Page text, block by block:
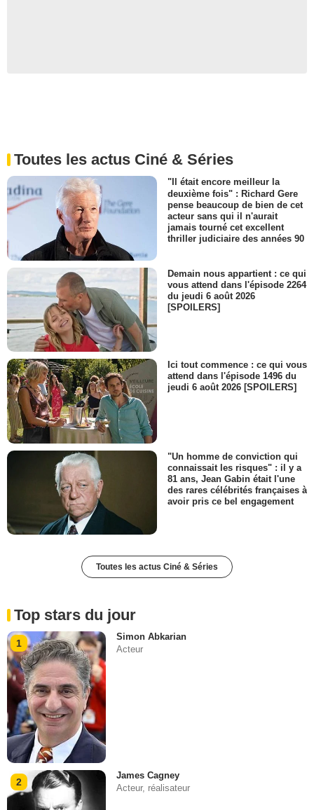
Toutes les actus Ciné & Séries
"Il était encore meilleur la
deuxième fois" : Richard Gere
pense beaucoup de bien de cet
acteur sans qui il n'aurait
jamais tourné cet excellent
thriller judiciaire des années 90
Demain nous appartient : ce qui
vous attend dans l'épisode 2264
du jeudi 6 août 2026
[SPOILERS]
Ici tout commence : ce qui vous
attend dans l'épisode 1496 du
jeudi 6 août 2026 [SPOILERS]
"Un homme de conviction qui
connaissait les risques" : il y a
81 ans, Jean Gabin était l'une
des rares célébrités françaises à
avoir pris ce bel engagement
Toutes les actus Ciné & Séries
Top stars du jour
1
Simon Abkarian
Acteur
2
James Cagney
Acteur, réalisateur